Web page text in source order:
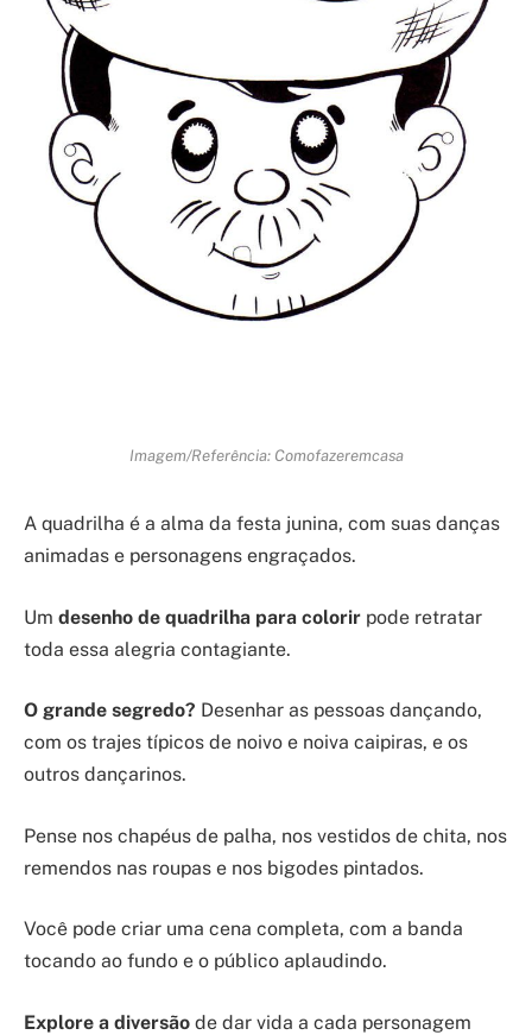
Imagem/Referência: Comofazeremcasa
A quadrilha é a alma da festa junina, com suas danças
animadas e personagens engraçados.
Um desenho de quadrilha para colorir pode retratar
toda essa alegria contagiante.
O grande segredo? Desenhar as pessoas dançando,
com os trajes típicos de noivo e noiva caipiras, e os
outros dançarinos.
Pense nos chapéus de palha, nos vestidos de chita, nos
remendos nas roupas e nos bigodes pintados.
Você pode criar uma cena completa, com a banda
tocando ao fundo e o público aplaudindo.
Explore a diversão de dar vida a cada personagem